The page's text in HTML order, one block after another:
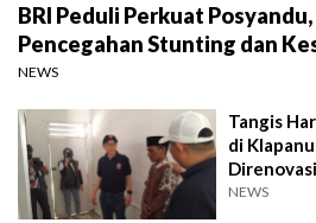
BRI Peduli Perkuat
Pencegahan Stunting dan
NEWS
Tangis
di
NEWS